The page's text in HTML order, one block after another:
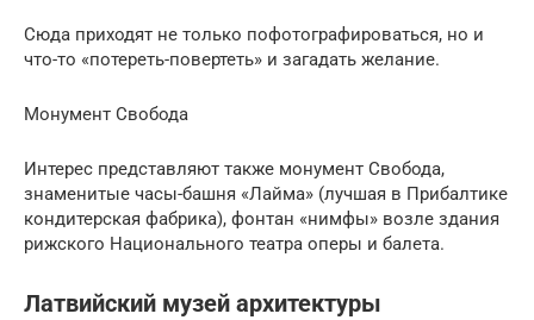
Сюда приходят не только пофотографироваться, но и
что-то «потереть-повертеть» и загадать желание.
Монумент Свобода
Интерес представляют также монумент Свобода,
знаменитые часы-башня «Лайма» (лучшая в Прибалтике
кондитерская фабрика), фонтан «нимфы» возле здания
рижского Национального театра оперы и балета.
Латвийский музей архитектуры